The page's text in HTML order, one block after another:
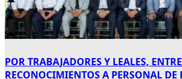
POR TRABAJADORES Y LEALES,
RECONOCIMIENTOS A PERSONAL